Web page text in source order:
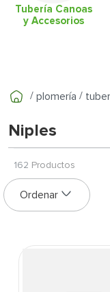
Tubería Canoas
y Accesorios
plomería
Niples
162 Productos